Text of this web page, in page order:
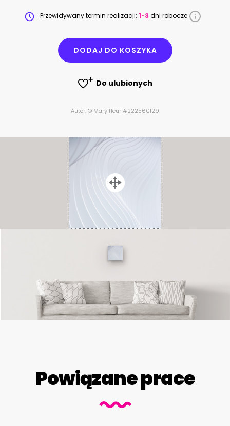
Przewidywany termin realizacji: 1-3 dni robocze
DODAJ DO KOSZYKA
Do ulubionych
Autor: © Mary fleur #222560129
Powiązane prace